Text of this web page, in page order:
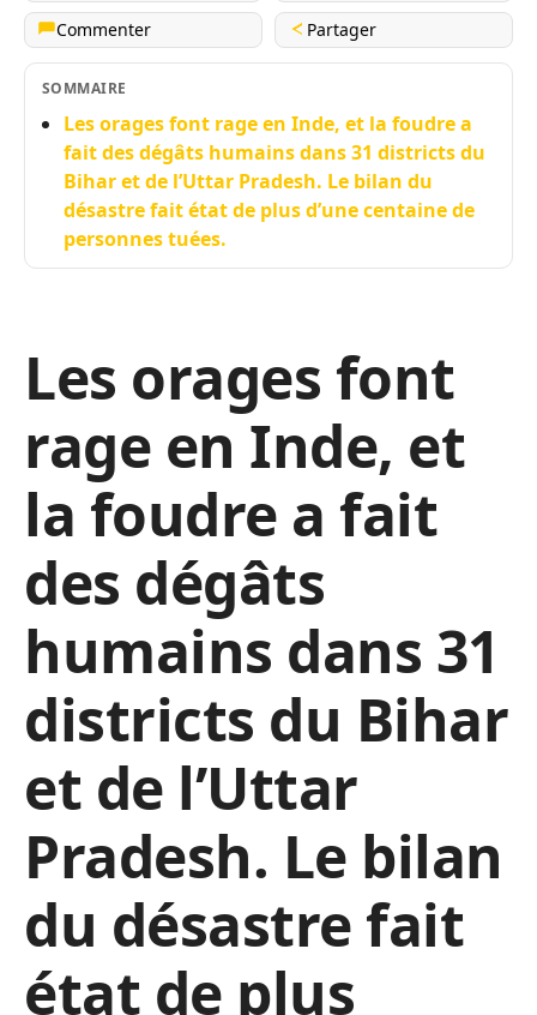
Commenter
Partager
SOMMAIRE
Les orages font rage en Inde, et la foudre a
fait des dégâts humains dans 31 districts du
Bihar et de l’Uttar Pradesh. Le bilan du
désastre fait état de plus d’une centaine de
personnes tuées.
Les orages font
rage en Inde, et
la foudre a fait
des dégâts
humains dans 31
districts du Bihar
et de l’Uttar
Pradesh. Le bilan
du désastre fait
état de plus